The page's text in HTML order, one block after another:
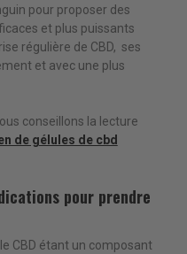
pour proposer des
et plus puissants
régulière de CBD, ses
et avec une plus
conseillons la lecture
de gélules de cbd
pour prendre
CBD étant un composant